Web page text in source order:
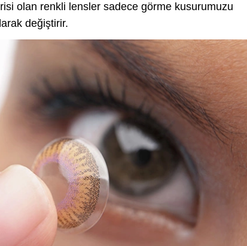
olan renkli lensler sadece görme kusurumuzu
değiştirir.